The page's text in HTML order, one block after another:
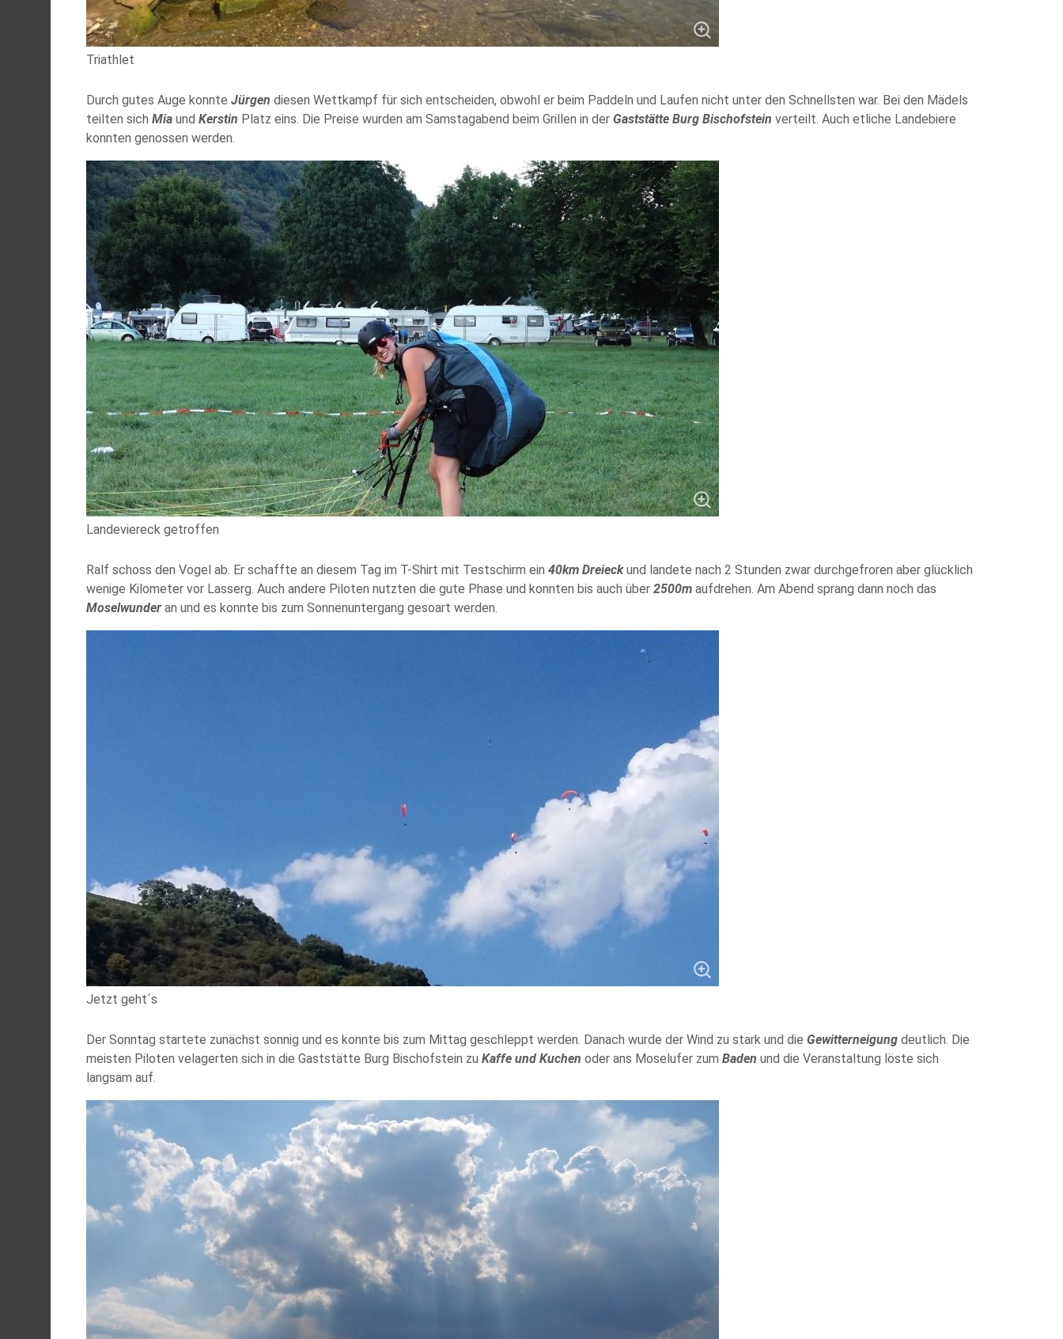
Triathlet
Durch gutes Auge konnte Jürgen diesen Wettkampf für sich entscheiden, obwohl er beim Paddeln und Laufen nicht unter den Schnellsten war. Bei den Mädels
teilten sich Mia und Kerstin Platz eins. Die Preise wurden am Samstagabend beim Grillen in der Gaststätte Burg Bischofstein verteilt. Auch etliche Landebiere
konnten genossen werden.
Landeviereck getroffen
Ralf schoss den Vogel ab. Er schaffte an diesem Tag im T-Shirt mit Testschirm ein 40km Dreieckund landete nach 2 Stunden zwar durchgefroren aber glücklich
wenige Kilometer vor Lasserg. Auch andere Piloten nutzten die gute Phase und konnten bis auch über 2500m aufdrehen. Am Abend sprang dann noch das
Moselwunder an und es konnte bis zum Sonnenuntergang gesoart werden.
Jetzt geht´s
Der Sonntag startete zunächst sonnig und es konnte bis zum Mittag geschleppt werden. Danach wurde der Wind zu stark und die Gewitterneigung deutlich. Die
meisten Piloten velagerten sich in die Gaststätte Burg Bischofstein zu Kaffe und Kuchen oder ans Moselufer zum Baden und die Veranstaltung löste sich
langsam auf.